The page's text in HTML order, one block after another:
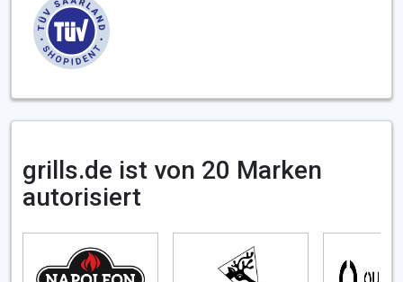
grills.de ist von 20 Marken
autorisiert